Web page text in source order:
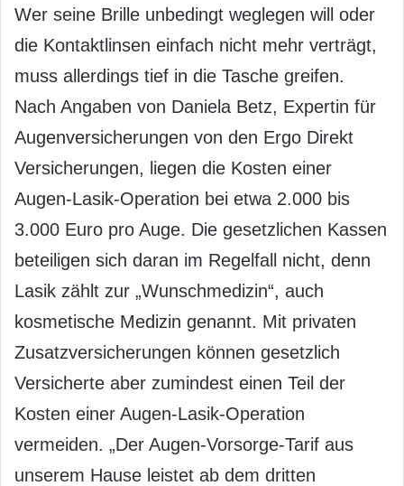
Wer seine Brille unbedingt weglegen will oder
die Kontaktlinsen einfach nicht mehr verträgt,
muss allerdings tief in die Tasche greifen.
Nach Angaben von Daniela Betz, Expertin für
Augenversicherungen von den Ergo Direkt
Versicherungen, liegen die Kosten einer
Augen-Lasik-Operation bei etwa 2.000 bis
3.000 Euro pro Auge. Die gesetzlichen Kassen
beteiligen sich daran im Regelfall nicht, denn
Lasik zählt zur „Wunschmedizin“, auch
kosmetische Medizin genannt. Mit privaten
Zusatzversicherungen können gesetzlich
Versicherte aber zumindest einen Teil der
Kosten einer Augen-Lasik-Operation
vermeiden. „Der Augen-Vorsorge-Tarif aus
unserem Hause leistet ab dem dritten